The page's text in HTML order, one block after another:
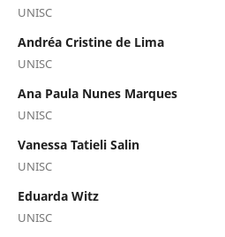
UNISC
Andréa Cristine de Lima
UNISC
Ana Paula Nunes Marques
UNISC
Vanessa Tatieli Salin
UNISC
Eduarda Witz
UNISC